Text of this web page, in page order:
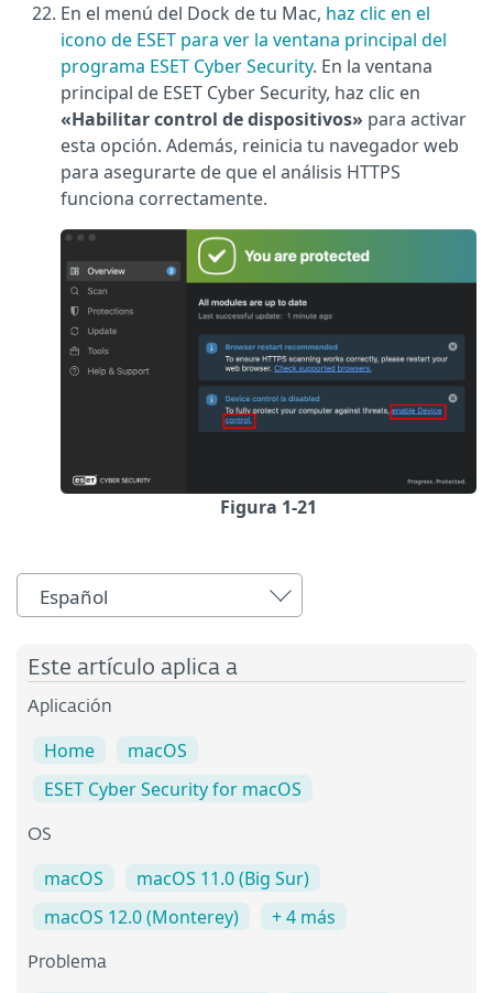
En el menú del Dock de tu Mac, haz clic en el
icono de ESET para ver la ventana principal del
programa ESET Cyber Security. En la ventana
principal de ESET Cyber Security, haz clic en
«Habilitar control de dispositivos» para activar
esta opción. Además, reinicia tu navegador web
para asegurarte de que el análisis HTTPS
funciona correctamente.
Figura 1-21
Español
Este artículo aplica a
Aplicación
Home
macOS
ESET Cyber Security for macOS
OS
macOS
macOS 11.0 (Big Sur)
macOS 12.0 (Monterey)
+ 4 más
Problema